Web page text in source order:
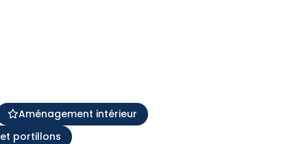
Aménagement intérieur
portillons